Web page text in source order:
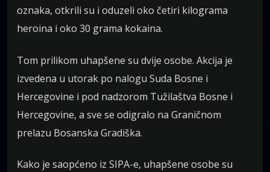
oznaka, otkrili su i oduzeli oko četiri kilograma
heroina i oko 30 grama kokaina.
Tom prilikom uhapšene su dvije osobe. Akcija je
izvedena u utorak po nalogu Suda Bosne i
Hercegovine i pod nadzorom Tužilaštva Bosne i
Hercegovine, a sve se odigralo na Graničnom
prelazu Bosanska Gradiška.
Kako je saopćeno iz SIPA-e, uhapšene osobe su